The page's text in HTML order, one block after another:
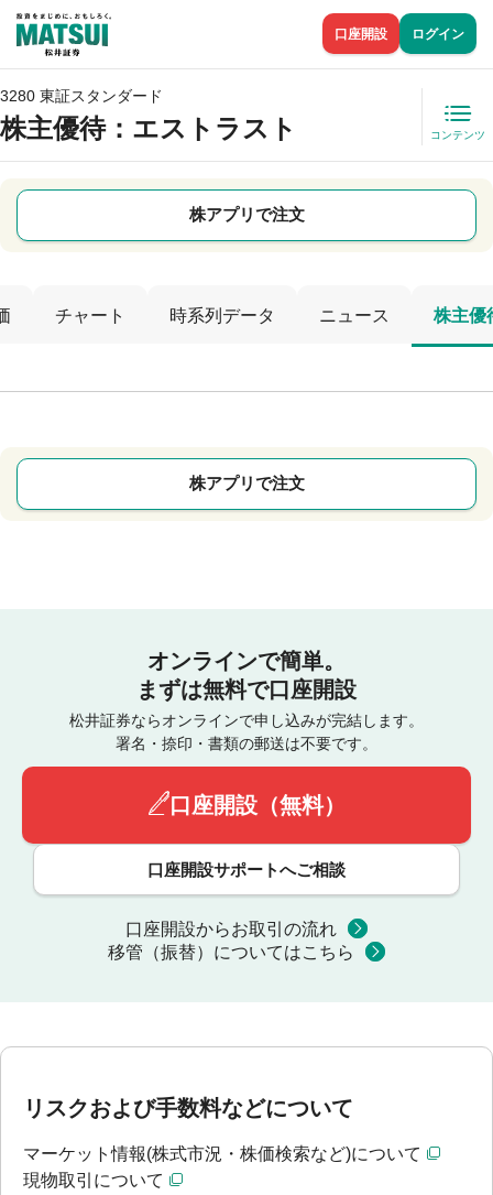
口座開設 ログイン
3280 東証スタンダード
株主優待：エストラスト コンテンツ
株アプリで注文
チャート 時系列データ ニュース 株主優
株アプリで注文
オンラインで簡単。
まずは無料で口座開設
松井証券ならオンラインで申し込みが完結します。
署名・捺印・書類の郵送は不要です。
口座開設（無料）
口座開設サポートへご相談
口座開設からお取引の流れ
移管（振替）についてはこちら
リスクおよび手数料などについて
マーケット情報(株式市況・株価検索など)について
現物取引について